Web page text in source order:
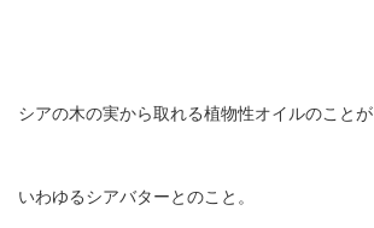
シアの木の実から取れる植物性オイルのことが
いわゆるシアバターとのこと。